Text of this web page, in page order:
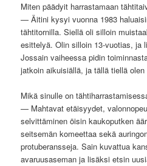
Miten päädyit harrastamaan
— Äitini kysyi vuonna 1983
tähtitornilla. Siellä oli silloin
esittelyä. Olin silloin 13-vuotias, ja
Jossain vaiheessa pidin
jatkoin aikuisiällä, ja tällä tiellä olen
Mikä sinulle on
— Mahtavat etäisyydet,
selvittäminen öisin kaukoputken
seitsemän komeettaa sekä
protuberansseja. Sain kuvattua
avaruusaseman ja lisäksi etsin